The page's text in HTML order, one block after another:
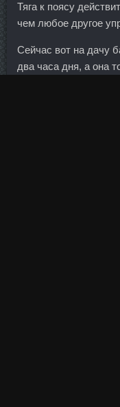
Тяга к поясу
чем любое другое
Сейчас вот на дачу
два часа дня, а она